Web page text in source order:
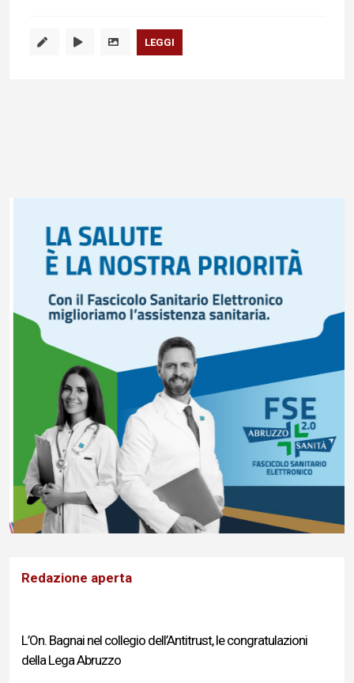
LEGGI
Redazione aperta
L’On. Bagnai nel collegio dell’Antitrust, le congratulazioni
della Lega Abruzzo